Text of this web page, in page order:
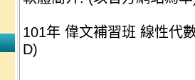
101年 偉文補習班 線性代
D)